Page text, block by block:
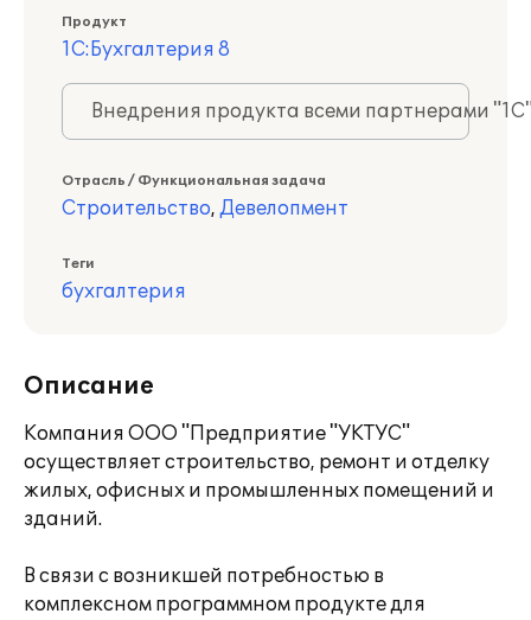
Продукт
1С:Бухгалтерия 8
Внедрения продукта всеми партнерами
Отрасль / Функциональная задача
Строительство, Девелопмент
Теги
бухгалтерия
Описание
Компания ООО "Предприятие "УКТУС"
осуществляет строительство, ремонт и отделку
жилых, офисных и промышленных помещений и
зданий.
В связи с возникшей потребностью в
комплексном программном продукте для